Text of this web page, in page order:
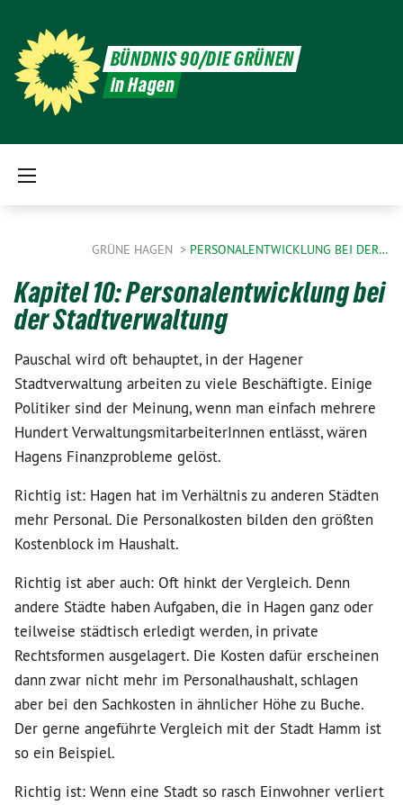
BÜNDNIS 90/DIE GRÜNEN
in Hagen
GRÜNE HAGEN PERSONALENTWICKLUNG BEI DER…
Kapitel 10: Personalentwicklung bei
der Stadtverwaltung
Pauschal wird oft behauptet, in der Hagener
Stadtverwaltung arbeiten zu viele Beschäftigte. Einige
Politiker sind der Meinung, wenn man einfach mehrere
Hundert VerwaltungsmitarbeiterInnen entlässt, wären
Hagens Finanzprobleme gelöst.
Richtig ist: Hagen hat im Verhältnis zu anderen Städten
mehr Personal. Die Personalkosten bilden den größten
Kostenblock im Haushalt.
Richtig ist aber auch: Oft hinkt der Vergleich. Denn
andere Städte haben Aufgaben, die in Hagen ganz oder
teilweise städtisch erledigt werden, in private
Rechtsformen ausgelagert. Die Kosten dafür erscheinen
dann zwar nicht mehr im Personalhaushalt, schlagen
aber bei den Sachkosten in ähnlicher Höhe zu Buche.
Der gerne angeführte Vergleich mit der Stadt Hamm ist
so ein Beispiel.
Richtig ist: Wenn eine Stadt so rasch Einwohner verliert